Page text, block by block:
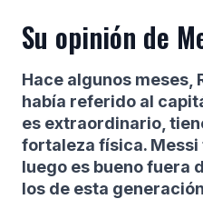
Su opinión de
Hace algunos meses,
había referido al
es extraordinario,
fortaleza física. Messi
luego es bueno fuera
los de esta